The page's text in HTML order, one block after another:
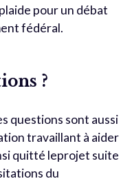
pour un débat
fédéral.
?
questions sont aussi
travaillant à aider
quitté leprojet suite
du